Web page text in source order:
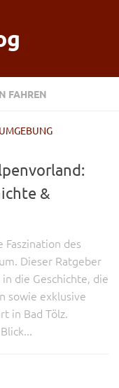
&
Faszination des
Dieser Ratgeber
die Geschichte, die
sowie exklusive
in Bad Tölz.